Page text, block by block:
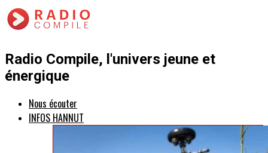
Radio Compile, l'univers jeune et
énergique
Nous écouter
INFOS HANNUT